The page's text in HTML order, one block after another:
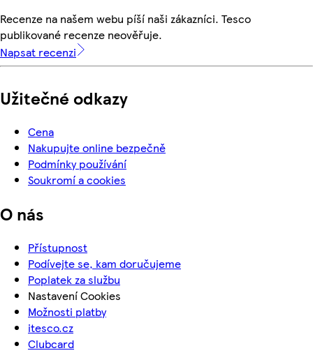
Recenze na našem webu píší naši zákazníci. Tesco
publikované recenze neověřuje.
Napsat recenzi
Užitečné odkazy
Cena
Nakupujte online bezpečně
Podmínky používání
Soukromí a cookies
O nás
Přístupnost
Podívejte se, kam doručujeme
Poplatek za službu
Nastavení Cookies
Možnosti platby
itesco.cz
Clubcard